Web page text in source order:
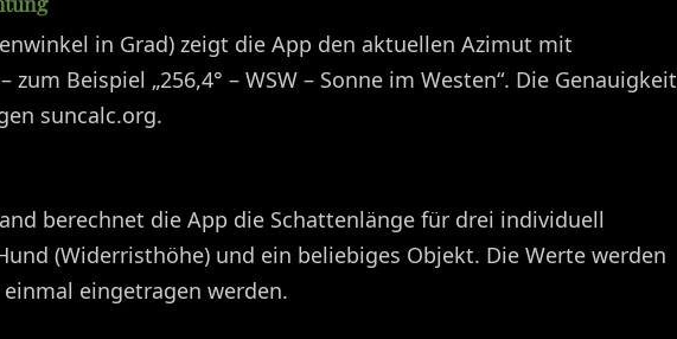
in Grad) zeigt die App den aktuellen Azimut mit
Beispiel „256,4° – WSW – Sonne im Westen“. Die Genauigkeit
suncalc.org.
berechnet die App die Schattenlänge für drei individuell
(Widerristhöhe) und ein beliebiges Objekt. Die Werte werden
eingetragen werden.